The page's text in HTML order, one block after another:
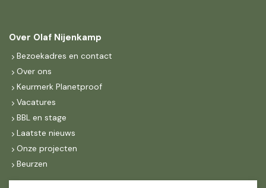
Over Olaf Nijenkamp
Bezoekadres en contact
Over ons
Keurmerk Planetproof
Vacatures
BBL en stage
Laatste nieuws
Onze projecten
Beurzen